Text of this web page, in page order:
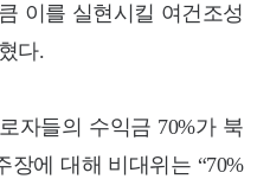
이를 실현시킬 여건조성
다.
자들의 수익금 70%가 북
장에 대해 비대위는 “70%